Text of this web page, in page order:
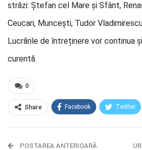
străzi: Ștefan cel Mare și Sfânt,
Ceucari, Muncești, Tudor
Lucrările de întreținere vor continua
curentă.
0
Share Facebook Twitter
Telegram OK.ru
POSTAREA ANTERIOARĂ